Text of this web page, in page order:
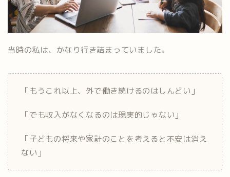
当時の私は、かなり行き詰まっていました。
「もうこれ以上、外で働き続けるのはしんどい」
「でも収入がなくなるのは現実的じゃない」
「子どもの将来や家計のことを考えると不安は消え
ない」